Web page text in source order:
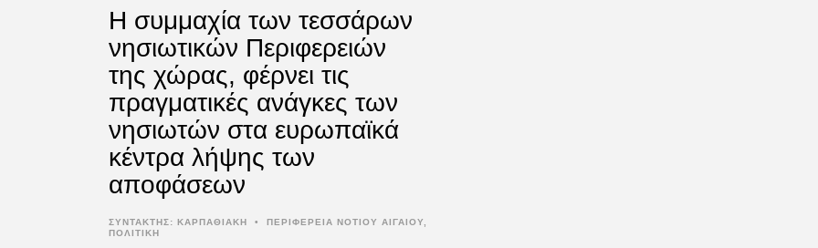
Η συμμαχία των τεσσάρων
νησιωτικών Περιφερειών
της χώρας, φέρνει τις
πραγματικές ανάγκες των
νησιωτών στα ευρωπαϊκά
κέντρα λήψης των
αποφάσεων
ΣΥΝΤΆΚΤΗΣ: ΚΑΡΠΑΘΙΑΚΗ • ΠΕΡΙΦΕΡΕΙΑ ΝΟΤΙΟΥ ΑΙΓΑΙΟΥ
ΠΟΛΙΤΙΚΗ